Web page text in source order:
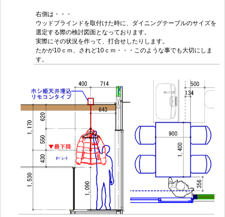
右側は・・・
ウッドブラインドを取付けた時に、ダイニングテーブルのサイズを
選定する際の検討図面となっております。
実際にその状況を作って、打合せしたりします。
たかが10ｃｍ、されど10ｃｍ・・・このような事でも大切にしま
す。